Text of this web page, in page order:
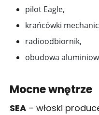
pilot Eagle,
krańcówki
radioodbiornik,
obudowa
Mocne wnętrze
SEA – włoski